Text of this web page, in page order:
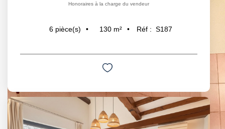
Honoraires à la charge du vendeur
6 pièce(s) 130 m² Réf : S187